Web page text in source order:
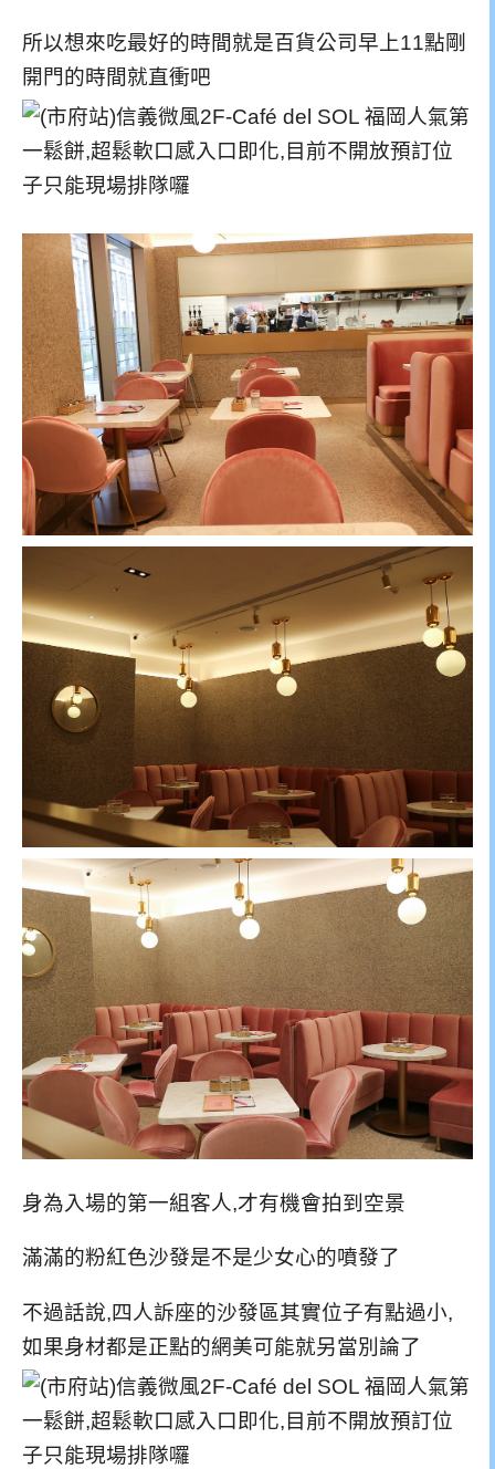
所以想來吃最好的時間就是百貨公司早上11點剛
開門的時間就直衝吧
身為入場的第一組客人,才有機會拍到空景
滿滿的粉紅色沙發是不是少女心的噴發了
不過話說,四人訴座的沙發區其實位子有點過小,
如果身材都是正點的網美可能就另當別論了